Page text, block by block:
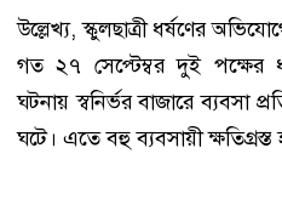
উল্লেখ্য, স্কুলছাত্রী ধর্ষণের
গত ২৭ সেপ্টেম্বর দুই পক্ষের
ঘটনায় স্বনির্ভর বাজারে ব্যবসা
ঘটে। এতে বহু ব্যবসায়ী ক্ষতিগ্রস্ত